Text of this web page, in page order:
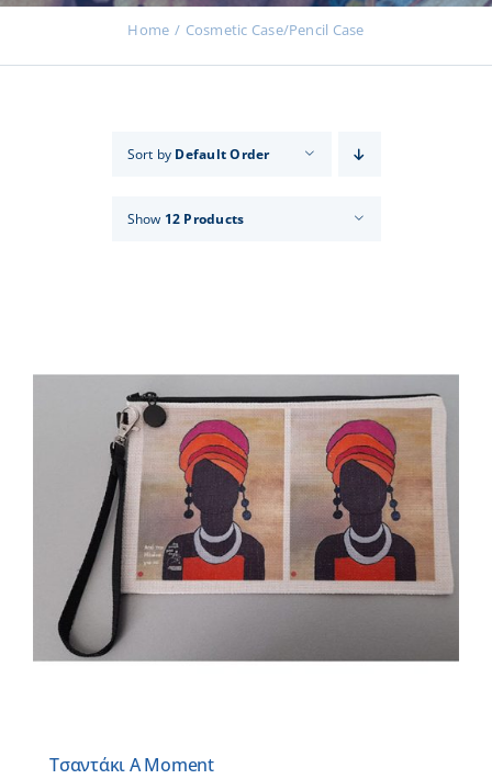
Home Cosmetic Case/Pencil Case
Sort by Default Order
Show 12 Products
Τσαντάκι A Moment